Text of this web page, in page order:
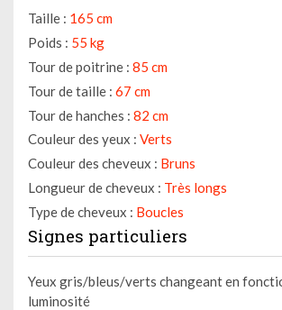
Taille : 165 cm
Poids : 55 kg
Tour de poitrine : 85 cm
Tour de taille : 67 cm
Tour de hanches : 82 cm
Couleur des yeux : Verts
Couleur des cheveux : Bruns
Longueur de cheveux : Très longs
Type de cheveux : Boucles
Signes particuliers
Yeux gris/bleus/verts changeant en
luminosité